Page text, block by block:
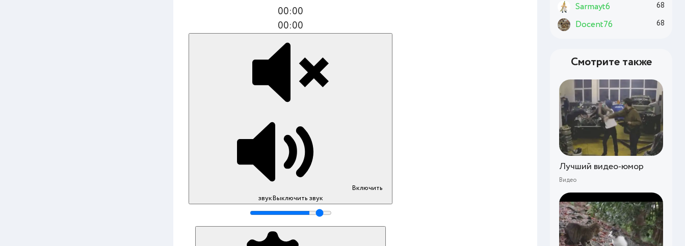
Sarmayt6 68
Docent76 68
Смотрите также
Лучший видео-юмор
Видео
00:00
00:00
Включить
звукВыключить звук